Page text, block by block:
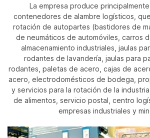
La empresa produce
contenedores de alambre logísticos,
rotación de autopartes (bastidores de
de neumáticos de automóviles, carros
almacenamiento industriales, jaulas
rodantes de lavandería, jaulas para
rodantes, paletas de acero, cajas de
acero, electrodomésticos de bodega,
y servicios para la rotación de la
de alimentos, servicio postal, centro
empresas industriales y